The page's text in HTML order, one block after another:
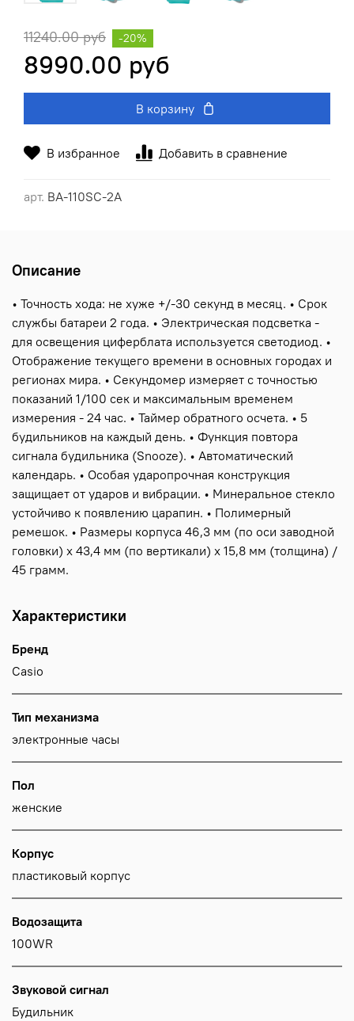
В избранное Добавить в сравнение
арт. BA-110SC-2A
11240.00 руб
8990.00 руб
-20%
В корзину
Описание
• Точность хода: не хуже +/-30 секунд в месяц. • Срок
службы батареи 2 года. • Электрическая подсветка -
для освещения циферблата используется светодиод. •
Отображение текущего времени в основных городах и
регионах мира. • Секундомер измеряет с точностью
показаний 1/100 сек и максимальным временем
измерения - 24 час. • Таймер обратного осчета. • 5
будильников на каждый день. • Функция повтора
сигнала будильника (Snooze). • Автоматический
календарь. • Особая ударопрочная конструкция
защищает от ударов и вибрации. • Минеральное стекло
устойчиво к появлению царапин. • Полимерный
ремешок. • Размеры корпуса 46,3 мм (по оси заводной
головки) х 43,4 мм (по вертикали) х 15,8 мм (толщина) /
45 грамм.
Характеристики
Бренд
Casio
Тип механизма
электронные часы
Пол
женские
Корпус
пластиковый корпус
Водозащита
100WR
Звуковой сигнал
Будильник